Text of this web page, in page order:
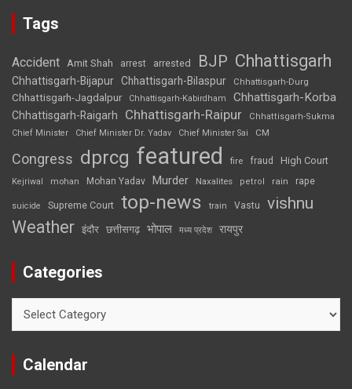
Tags
Accident Amit Shah arrest arrested BJP Chhattisgarh
Chhattisgarh-Bijapur Chhattisgarh-Bilaspur Chhattisgarh-Durg
Chhattisgarh-Jagdalpur Chhattisgarh-Kabirdham Chhattisgarh-Korba
Chhattisgarh-Raigarh Chhattisgarh-Raipur
Chhattisgarh-Sukma
Chief Minister
Chief Minister Dr. Yadav Chief Minister Sai CM
Congress dprcg featured fire fraud High Court
Kejriwal mohan Mohan Yadav Murder Naxalites petrol rain rape
suicide Supreme Court top-news train Vastu vishnu
Weather इंदौर छत्तीसगढ़ भोपाल मध्य प्रदेश रायपुर
Categories
Calendar